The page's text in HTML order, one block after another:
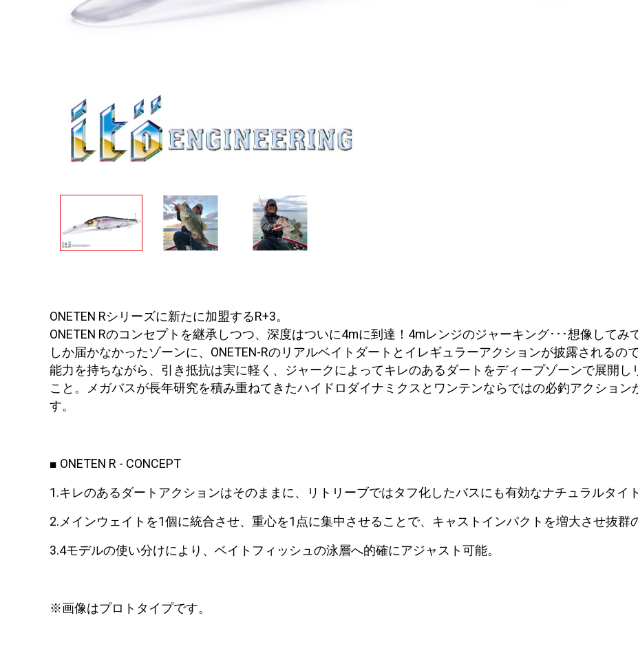
ONETEN Rシリーズに新たに加盟するR+3。
ONETEN Rのコンセプトを継承しつつ、深度はついに4mに到達！4mレンジのジャーキング･･･想像して
しか届かなかったゾーンに、ONETEN-Rのリアルベイトダートとイレギュラーアクションが披露されるの
能力を持ちながら、引き抵抗は実に軽く、ジャークによってキレのあるダートをディープゾーンで展開
こと。メガバスが長年研究を積み重ねてきたハイドロダイナミクスとワンテンならではの必釣アクション
す。
■ ONETEN R - CONCEPT
1.キレのあるダートアクションはそのままに、リトリーブではタフ化したバスにも有効なナチュラルタイ
2.メインウェイトを1個に統合させ、重心を1点に集中させることで、キャストインパクトを増大させ抜群
3.4モデルの使い分けにより、ベイトフィッシュの泳層へ的確にアジャスト可能。
※画像はプロトタイプです。